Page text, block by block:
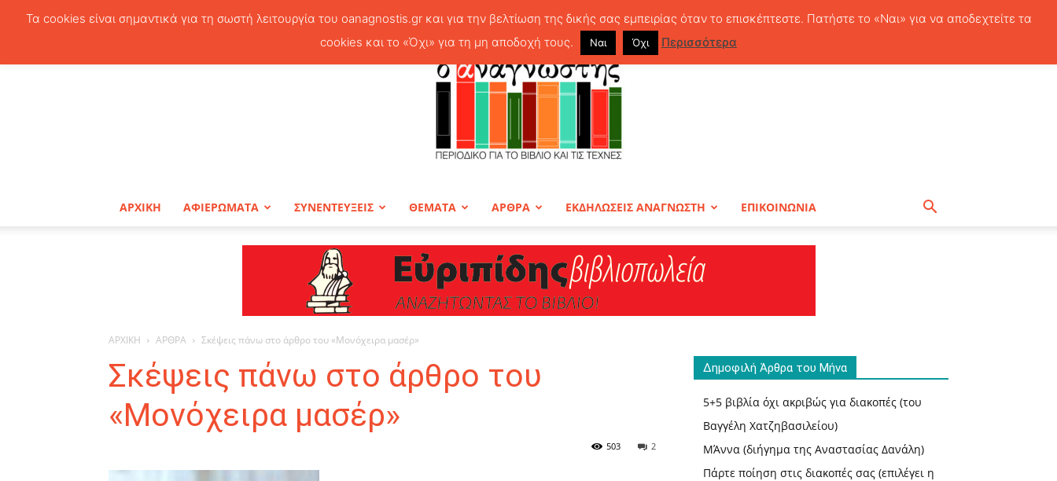
Παρασκευή, 7 Αυγούστου, 2026
ΑΝΑΓΝΩΣΤΗΣ
ΑΡΧΙΚΗ ΑΦΙΕΡΩΜΑΤΑ ΣΥΝΕΝΤΕΥΞΕΙΣ ΘΕΜΑΤΑ ΑΡΘΡΑ ΕΚΔΗΛΩΣΕΙΣ ΑΝΑΓΝΩΣΤΗ ΕΠΙΚΟΙΝΩΝΙΑ
ΑΡΧΙΚΗ ΑΡΘΡΑ Σκέψεις πάνω στο άρθρο του «Μονόχειρα μασέρ»
Σκέψεις πάνω στο άρθρο του
«Μονόχειρα μασέρ»
2
503
Δημοφιλή Άρθρα του Μήνα
5+5 βιβλία όχι ακριβώς για διακοπές (του
Βαγγέλη Χατζηβασιλείου)
ΜΆννα (διήγημα της Αναστασίας Δανάλη)
Πάρτε ποίηση στις διακοπές σας (επιλέγει η
Τα cookies είναι σημαντικά για τη σωστή λειτουργία του oanagnostis.gr και για την βελτίωση της δικής σας εμπειρίας όταν το επισκέπτεστε. Πατήστε το «Ναι» για να αποδεχτείτε τα
cookies και το «Όχι» για τη μη αποδοχή τους.
Ναι Όχι Περισσότερα